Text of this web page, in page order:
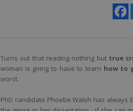
Turns out that reading nothing but true
woman is going to have to learn how to
worst.
PhD candidate Phoebe Walsh has always